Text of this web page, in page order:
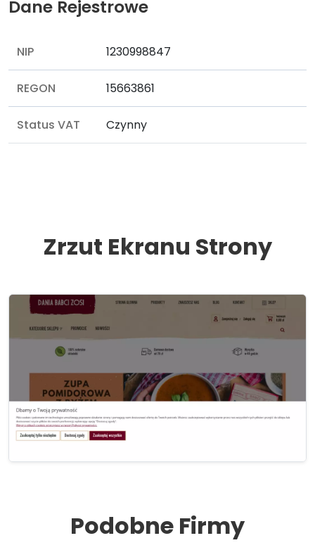
Dane Rejestrowe
NIP 1230998847
REGON 15663861
Status VAT Czynny
Zrzut Ekranu Strony
Podobne Firmy